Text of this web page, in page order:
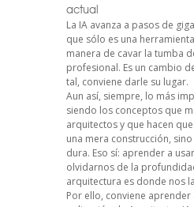
actual
La IA avanza a pasos de
que sólo es una
manera de cavar la tumba
profesional. Es un cambio
tal, conviene darle su lugar.
Aun así, siempre, lo más
siendo los conceptos que
arquitectos y que hacen
una mera construcción,
dura. Eso sí: aprender a
olvidarnos de la
arquitectura es donde nos
Por ello, conviene aprender